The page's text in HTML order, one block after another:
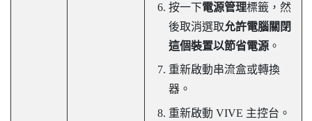
按一下電源管理標籤，然
後取消選取允許電腦關閉
這個裝置以節省電源。
重新啟動串流盒或轉換
器。
重新啟動 VIVE 主控台 。